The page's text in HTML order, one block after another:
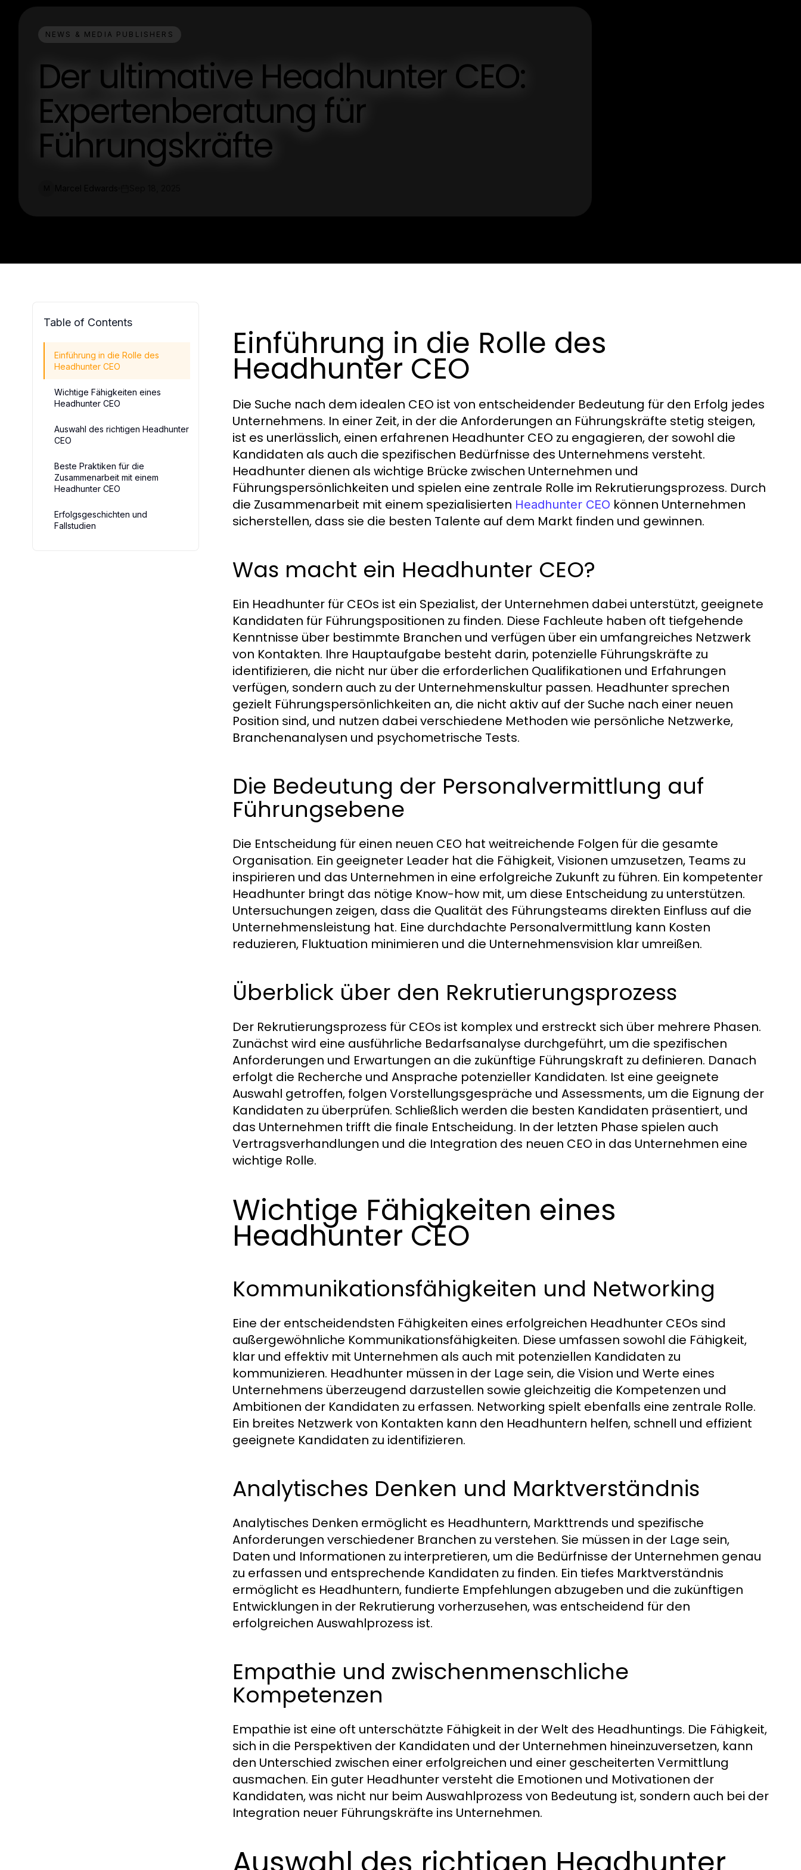
NEWS & MEDIA PUBLISHERS
Der ultimative Headhunter CEO:
Expertenberatung für
Führungskräfte
Table of Contents
Einführung in die Rolle des
Headhunter CEO
Wichtige Fähigkeiten eines
Headhunter CEO
Auswahl des richtigen Headhunter
CEO
Beste Praktiken für die
Zusammenarbeit mit einem
Headhunter CEO
Erfolgsgeschichten und
Fallstudien
Einführung in die Rolle des
Headhunter CEO
Die Suche nach dem idealen CEO ist von entscheidender Bedeutung für den Erfolg jedes
Unternehmens. In einer Zeit, in der die Anforderungen an Führungskräfte stetig steigen,
ist es unerlässlich, einen erfahrenen Headhunter CEO zu engagieren, der sowohl die
Kandidaten als auch die spezifischen Bedürfnisse des Unternehmens versteht.
Headhunter dienen als wichtige Brücke zwischen Unternehmen und
Führungspersönlichkeiten und spielen eine zentrale Rolle im Rekrutierungsprozess. Durch
die Zusammenarbeit mit einem spezialisierten Headhunter CEO können Unternehmen
sicherstellen, dass sie die besten Talente auf dem Markt finden und gewinnen.
Was macht ein Headhunter CEO?
Ein Headhunter für CEOs ist ein Spezialist, der Unternehmen dabei unterstützt, geeignete
Kandidaten für Führungspositionen zu finden. Diese Fachleute haben oft tiefgehende
Kenntnisse über bestimmte Branchen und verfügen über ein umfangreiches Netzwerk
von Kontakten. Ihre Hauptaufgabe besteht darin, potenzielle Führungskräfte zu
identifizieren, die nicht nur über die erforderlichen Qualifikationen und Erfahrungen
verfügen, sondern auch zu der Unternehmenskultur passen. Headhunter sprechen
gezielt Führungspersönlichkeiten an, die nicht aktiv auf der Suche nach einer neuen
Position sind, und nutzen dabei verschiedene Methoden wie persönliche Netzwerke,
Branchenanalysen und psychometrische Tests.
Die Bedeutung der Personalvermittlung auf
Führungsebene
Die Entscheidung für einen neuen CEO hat weitreichende Folgen für die gesamte
Organisation. Ein geeigneter Leader hat die Fähigkeit, Visionen umzusetzen, Teams zu
inspirieren und das Unternehmen in eine erfolgreiche Zukunft zu führen. Ein kompetenter
Headhunter bringt das nötige Know-how mit, um diese Entscheidung zu unterstützen.
Untersuchungen zeigen, dass die Qualität des Führungsteams direkten Einfluss auf die
Unternehmensleistung hat. Eine durchdachte Personalvermittlung kann Kosten
reduzieren, Fluktuation minimieren und die Unternehmensvision klar umreißen.
Überblick über den Rekrutierungsprozess
Der Rekrutierungsprozess für CEOs ist komplex und erstreckt sich über mehrere Phasen.
Zunächst wird eine ausführliche Bedarfsanalyse durchgeführt, um die spezifischen
Anforderungen und Erwartungen an die zukünftige Führungskraft zu definieren. Danach
erfolgt die Recherche und Ansprache potenzieller Kandidaten. Ist eine geeignete
Auswahl getroffen, folgen Vorstellungsgespräche und Assessments, um die Eignung der
Kandidaten zu überprüfen. Schließlich werden die besten Kandidaten präsentiert, und
das Unternehmen trifft die finale Entscheidung. In der letzten Phase spielen auch
Vertragsverhandlungen und die Integration des neuen CEO in das Unternehmen eine
wichtige Rolle.
Wichtige Fähigkeiten eines
Headhunter CEO
Kommunikationsfähigkeiten und Networking
Eine der entscheidendsten Fähigkeiten eines erfolgreichen Headhunter CEOs sind
außergewöhnliche Kommunikationsfähigkeiten. Diese umfassen sowohl die Fähigkeit,
klar und effektiv mit Unternehmen als auch mit potenziellen Kandidaten zu
kommunizieren. Headhunter müssen in der Lage sein, die Vision und Werte eines
Unternehmens überzeugend darzustellen sowie gleichzeitig die Kompetenzen und
Ambitionen der Kandidaten zu erfassen. Networking spielt ebenfalls eine zentrale Rolle.
Ein breites Netzwerk von Kontakten kann den Headhuntern helfen, schnell und effizient
geeignete Kandidaten zu identifizieren.
Analytisches Denken und Marktverständnis
Analytisches Denken ermöglicht es Headhuntern, Markttrends und spezifische
Anforderungen verschiedener Branchen zu verstehen. Sie müssen in der Lage sein,
Daten und Informationen zu interpretieren, um die Bedürfnisse der Unternehmen genau
zu erfassen und entsprechende Kandidaten zu finden. Ein tiefes Marktverständnis
ermöglicht es Headhuntern, fundierte Empfehlungen abzugeben und die zukünftigen
Entwicklungen in der Rekrutierung vorherzusehen, was entscheidend für den
erfolgreichen Auswahlprozess ist.
Empathie und zwischenmenschliche
Kompetenzen
Empathie ist eine oft unterschätzte Fähigkeit in der Welt des Headhuntings. Die Fähigkeit,
sich in die Perspektiven der Kandidaten und der Unternehmen hineinzuversetzen, kann
den Unterschied zwischen einer erfolgreichen und einer gescheiterten Vermittlung
ausmachen. Ein guter Headhunter versteht die Emotionen und Motivationen der
Kandidaten, was nicht nur beim Auswahlprozess von Bedeutung ist, sondern auch bei der
Integration neuer Führungskräfte ins Unternehmen.